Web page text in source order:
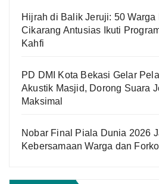
Hijrah di Balik Jeruji: 50
Cikarang Antusias Ikuti
Kahfi
PD DMI Kota Bekasi Gelar
Akustik Masjid, Dorong Suara
Maksimal
Nobar Final Piala Dunia 2026
Kebersamaan Warga dan